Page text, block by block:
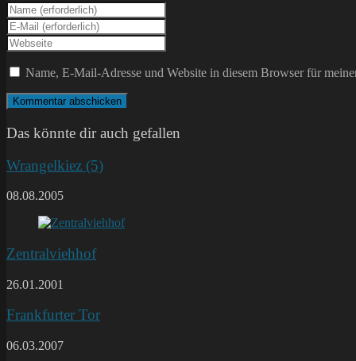
Gib
deinen
Namen
oder
Benutzernamen
zum
Kommentieren
ein
Gib
deine
E-
Mail-
Adresse
zum
Kommentieren
Gib
deine
Website-
ein
(optional)
Name, E-Mail-Adresse und Website in diesem Browser für
Das könnte dir auch gefallen
Wrangelkiez (5)
08.08.2005
Zentralviehhof
26.01.2001
Frankfurter Tor
06.03.2007